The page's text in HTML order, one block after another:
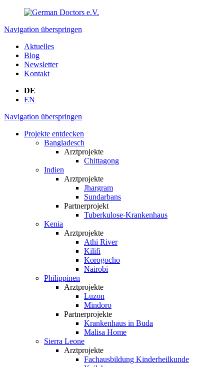
Navigation überspringen
Aktuelles
Blog
Newsletter
Kontakt
DE
EN
Navigation überspringen
Projekte entdecken
Bangladesch
Arztprojekte
Chittagong
Indien
Arztprojekte
Jhargram
Sundarbans
Partnerprojekt
Tuberkulose-Krankenhaus
Kenia
Arztprojekte
Athi River
Kilifi
Korogocho
Nairobi
Philippinen
Arztprojekte
Luzon
Mindoro
Partnerprojekte
Krankenhaus in Buda
Malisa Home
Sierra Leone
Arztprojekte
Fachausbildung Kinderheilkunde